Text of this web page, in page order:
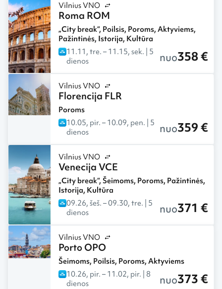
Vilnius VNO
Roma ROM
„City break“, Poilsis, Poroms, Aktyviems,
Pažintinės, Istorija, Kultūra
11.11, tre. – 11.15, sek. | 5
dienos
nuo358 €
Vilnius VNO
Florencija FLR
Poroms
10.05, pir. – 10.09, pen. | 5
dienos
nuo359 €
Vilnius VNO
Venecija VCE
„City break“, Šeimoms, Poroms, Pažintinės,
Istorija, Kultūra
09.26, šeš. – 09.30, tre. | 5
dienos
nuo371 €
Vilnius VNO
Porto OPO
Šeimoms, Poilsis, Poroms, Aktyviems
10.26, pir. – 11.02, pir. | 8
dienos
nuo373 €